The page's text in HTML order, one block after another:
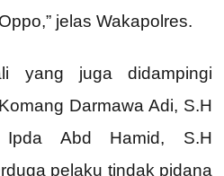
jelas Wakapolres.
yang juga didampingi
Darmawa Adi, S.H
Abd Hamid, S.H
pelaku tindak pidana